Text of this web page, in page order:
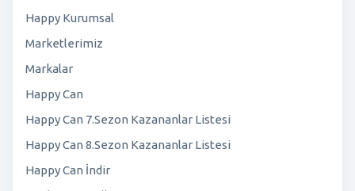
Happy Kurumsal
Marketlerimiz
Markalar
Happy Can
Happy Can 7.Sezon Kazananlar Listesi
Happy Can 8.Sezon Kazananlar Listesi
Happy Can İndir